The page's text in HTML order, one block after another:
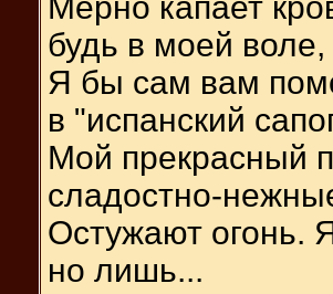
будь в моей воле,
Я бы сам вам
в "испанский
Мой прекрасный
сладостно-
Остужают огонь.
но лишь...